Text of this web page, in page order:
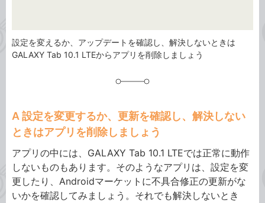
設定を変えるか、アップデートを確認し、解決しないときは
GALAXY Tab 10.1 LTEからアプリを削除しましょう
A 設定を変更するか、更新を確認し、解決しない
ときはアプリを削除しましょう
アプリの中には、GALAXY Tab 10.1 LTEでは正常に動作
しないものもあります。そのようなアプリは、設定を変
更したり、Androidマーケットに不具合修正の更新がな
いかを確認してみましょう。それでも解決しないとき